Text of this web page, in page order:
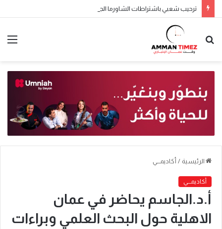
الرئيسية / أكاديمـــي
أكاديمـــي
أ.د.الجاسم يحاضر في عمان
الاهلية حول البحث العلمي وبراءات